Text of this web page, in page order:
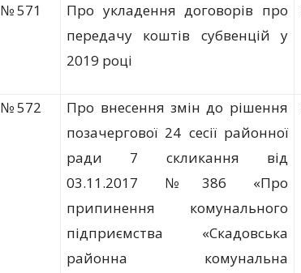
№ 571
Про укладення договорів про
передачу коштів субвенцій у
2019 році
№ 572
Про внесення змін до рішення
позачергової 24 сесії районної
ради 7 скликання від
03.11.2017 №386 «Про
припинення комунального
підприємства «Скадовська
районна комунальна